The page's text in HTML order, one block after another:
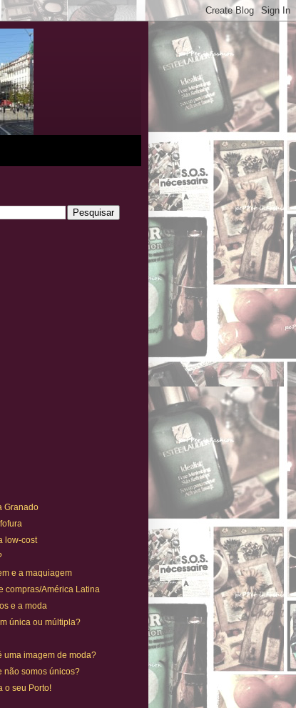
Granado
low-cost
e a maquiagem
compras/América Latina
e a moda
única ou múltipla?
uma imagem de moda?
não somos únicos?
o seu Porto!